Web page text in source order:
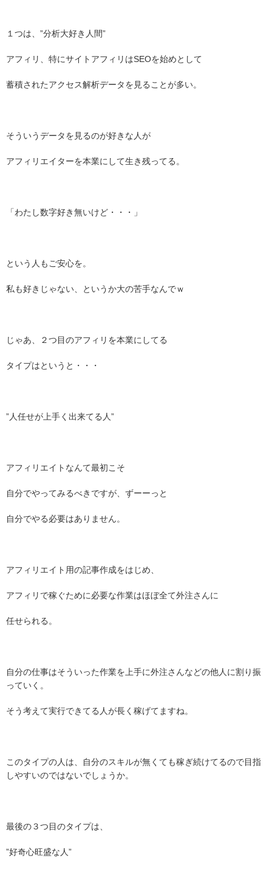
１つは、”分析大好き人間”
アフィリ、特にサイトアフィリはSEOを始めとして
蓄積されたアクセス解析データを見ることが多い。
そういうデータを見るのが好きな人が
アフィリエイターを本業にして生き残ってる。
「わたし数字好き無いけど・・・」
という人もご安心を。
私も好きじゃない、というか大の苦手なんでｗ
じゃあ、２つ目のアフィリを本業にしてる
タイプはというと・・・
”人任せが上手く出来てる人”
アフィリエイトなんて最初こそ
自分でやってみるべきですが、ずーーっと
自分でやる必要はありません。
アフィリエイト用の記事作成をはじめ、
アフィリで稼ぐために必要な作業はほぼ全て外注さんに
任せられる。
自分の仕事はそういった作業を上手に外注さんなどの他人に割り振
っていく。
そう考えて実行できてる人が長く稼げてますね。
このタイプの人は、自分のスキルが無くても稼ぎ続けてるので目指
しやすいのではないでしょうか。
最後の３つ目のタイプは、
”好奇心旺盛な人”